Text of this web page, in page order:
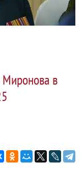
Миронова в